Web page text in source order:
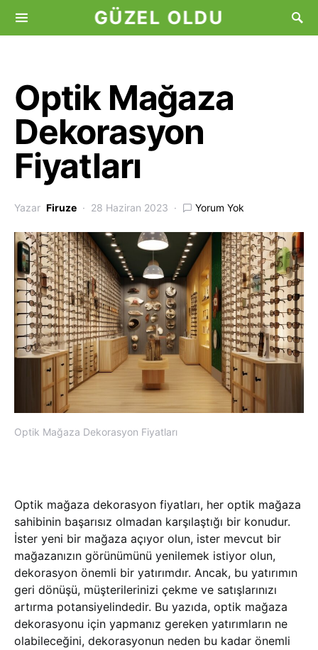
GÜZEL OLDU
Optik Mağaza
Dekorasyon
Fiyatları
Yazar Firuze 28 Haziran 2023 Yorum Yok
Optik Mağaza Dekorasyon Fiyatları
Optik mağaza dekorasyon fiyatları, her optik mağaza
sahibinin başarısız olmadan karşılaştığı bir konudur.
İster yeni bir mağaza açıyor olun, ister mevcut bir
mağazanızın görünümünü yenilemek istiyor olun,
dekorasyon önemli bir yatırımdır. Ancak, bu yatırımın
geri dönüşü, müşterilerinizi çekme ve satışlarınızı
artırma potansiyelindedir. Bu yazıda, optik mağaza
dekorasyonu için yapmanız gereken yatırımların ne
olabileceğini, dekorasyonun neden bu kadar önemli